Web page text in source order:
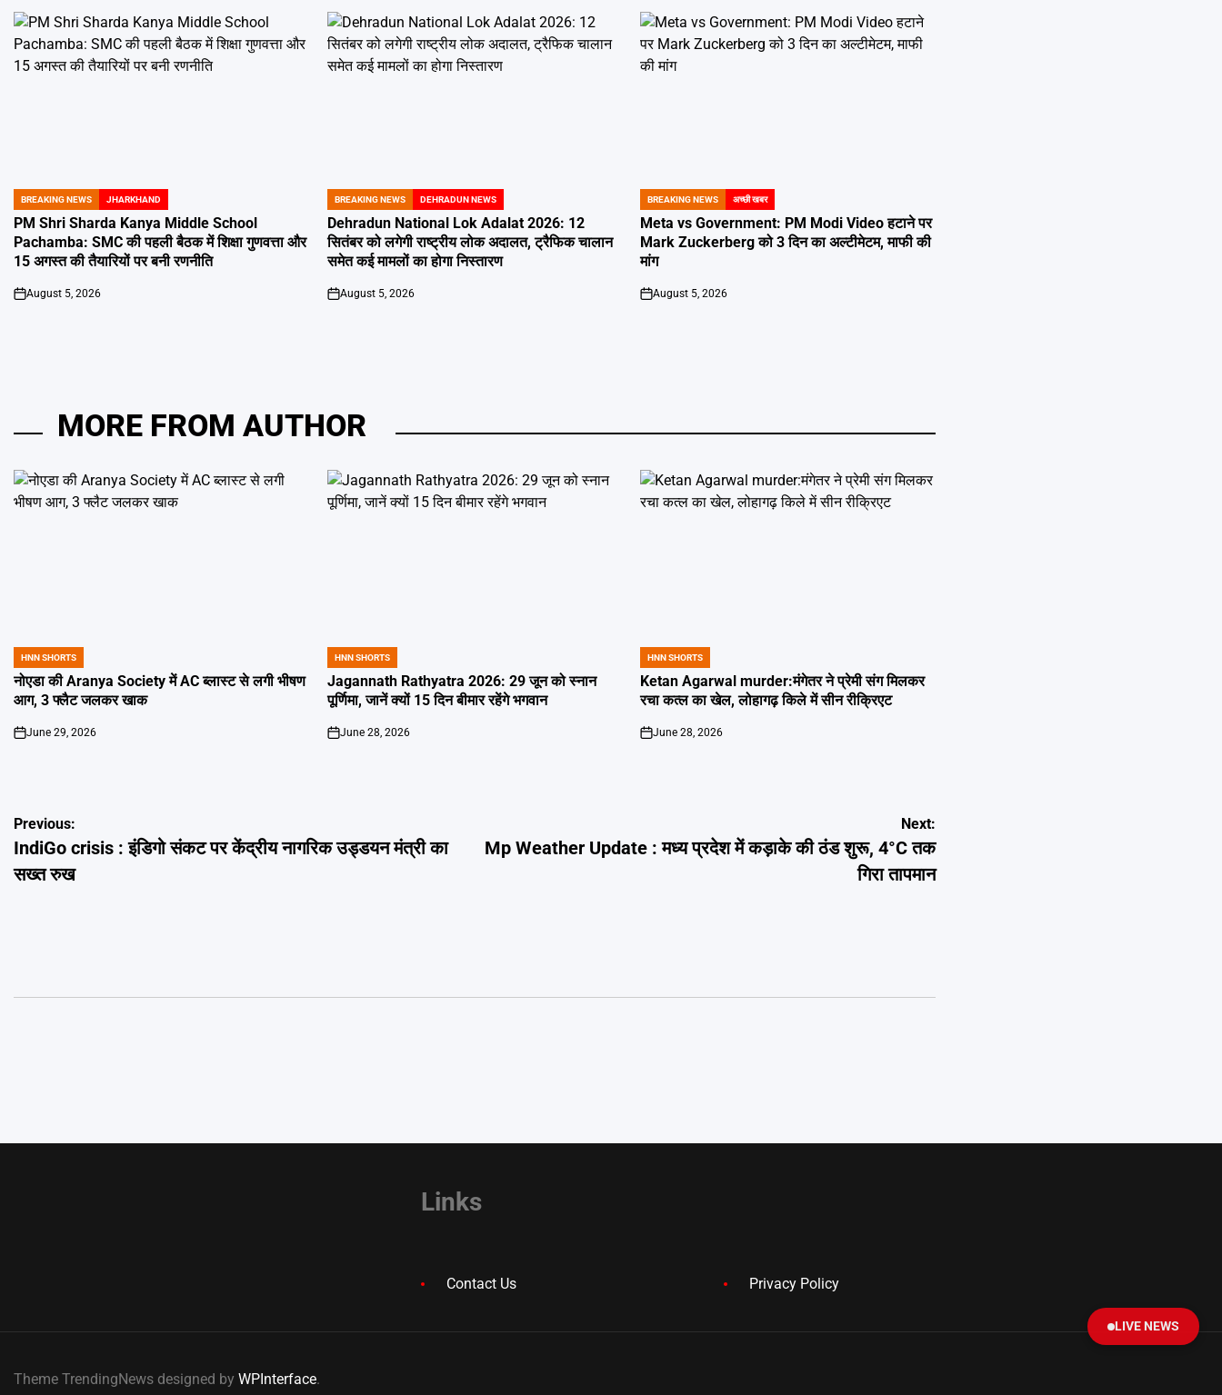
POSTED
IN
BREAKING NEWS JHARKHAND
PM Shri Sharda Kanya Middle School
Pachamba: SMC की पहली बैठक में शिक्षा गुणवत्ता और
15 अगस्त की तैयारियों पर बनी रणनीति
on
August 5, 2026
POSTED
IN
BREAKING NEWS DEHRADUN NEWS
Dehradun National Lok Adalat 2026: 12
सितंबर को लगेगी राष्ट्रीय लोक अदालत, ट्रैफिक चालान
समेत कई मामलों का होगा निस्तारण
on
August 5, 2026
POSTED
IN
BREAKING NEWS अच्छी खबर
Meta vs Government: PM Modi Video हटाने पर
Mark Zuckerberg को 3 दिन का अल्टीमेटम, माफी की
मांग
on
August 5, 2026
MORE FROM AUTHOR
POSTED
IN
HNN SHORTS
नोएडा की Aranya Society में AC ब्लास्ट से लगी भीषण
आग, 3 फ्लैट जलकर खाक
on
June 29, 2026
POSTED
IN
HNN SHORTS
Jagannath Rathyatra 2026: 29 जून को स्नान
पूर्णिमा, जानें क्यों 15 दिन बीमार रहेंगे भगवान
on
June 28, 2026
POSTED
IN
HNN SHORTS
Ketan Agarwal murder:मंगेतर ने प्रेमी संग मिलकर
रचा कत्ल का खेल, लोहागढ़ किले में सीन रीक्रिएट
on
June 28, 2026
Post
navigation
Previous:
IndiGo crisis : इंडिगो संकट पर केंद्रीय नागरिक उड्डयन मंत्री का
सख्त रुख
Next:
Mp Weather Update : मध्य प्रदेश में कड़ाके की ठंड शुरू, 4°C तक
गिरा तापमान
Links
Contact Us Privacy Policy
Theme TrendingNews designed by WPInterface.
LIVE NEWS